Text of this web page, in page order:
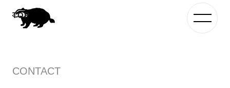
CONTACT